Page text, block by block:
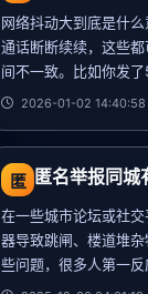
网络抖动大到底是什
通话断断续续，这些
间不一致。比如你发
2026-01-02 14:40:58
匿 匿名举报同
在一些城市论坛或社
器导致跳闸、楼道堆
些问题，很多人第一